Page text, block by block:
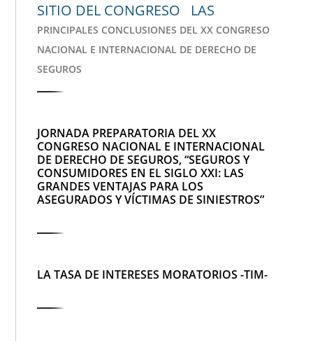
SITIO DEL CONGRESO LAS
PRINCIPALES CONCLUSIONES DEL XX CONGRESO
NACIONAL E INTERNACIONAL DE DERECHO DE
SEGUROS
JORNADA PREPARATORIA DEL XX
CONGRESO NACIONAL E INTERNACIONAL
DE DERECHO DE SEGUROS, “SEGUROS Y
CONSUMIDORES EN EL SIGLO XXI: LAS
GRANDES VENTAJAS PARA LOS
ASEGURADOS Y VÍCTIMAS DE SINIESTROS”
LA TASA DE INTERESES MORATORIOS -TIM-